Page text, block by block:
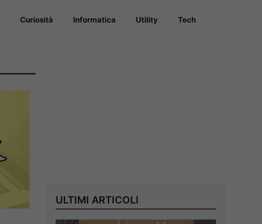
Curiosità Informatica Utility Tech
ULTIMI ARTICOLI